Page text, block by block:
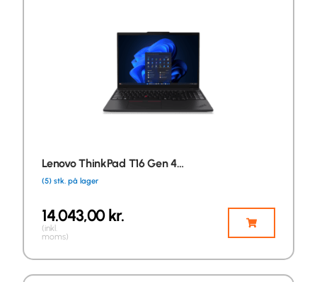
Lenovo ThinkPad T16 Gen 4…
(5) stk. på lager
14.043,00kr.
(inkl.
moms)